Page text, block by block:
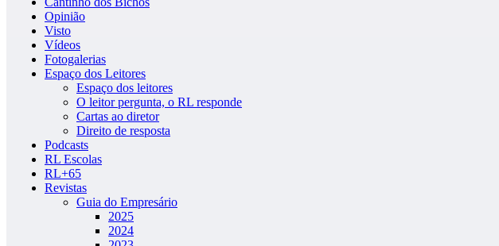
Opinião
Visto
Vídeos
Fotogalerias
Espaço dos Leitores
Espaço dos leitores
O leitor pergunta, o RL responde
Cartas ao diretor
Direito de resposta
Podcasts
RL Escolas
RL+65
Revistas
Guia do Empresário
2025
2024